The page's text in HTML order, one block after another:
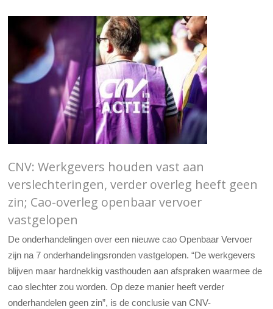
CNV: Werkgevers houden vast aan
verslechteringen, verder overleg heeft geen
zin; Cao-overleg openbaar vervoer
vastgelopen
De onderhandelingen over een nieuwe cao Openbaar Vervoer
zijn na 7 onderhandelingsronden vastgelopen. “De werkgevers
blijven maar hardnekkig vasthouden aan afspraken waarmee de
cao slechter zou worden. Op deze manier heeft verder
onderhandelen geen zin”, is de conclusie van CNV-